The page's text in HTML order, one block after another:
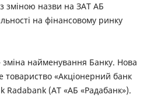
зміною назви на ЗАТ АБ
на фінансовому ринку
найменування Банку. Нова
«Акціонерний банк
Radabank (АТ «АБ «Радабанк»).